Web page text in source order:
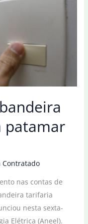
patamar
Contratado
nas contas de
tarifaria
nesta sexta-
Elétrica (Aneel).